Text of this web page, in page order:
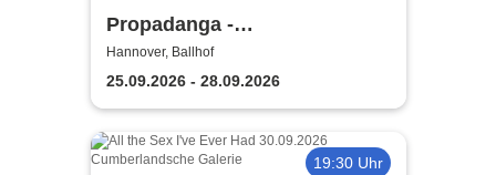
Propadanga -
Niedersächsische
Staatstheater Hannover
Hannover, Ballhof
25.09.2026 - 28.09.2026
19:30 Uhr